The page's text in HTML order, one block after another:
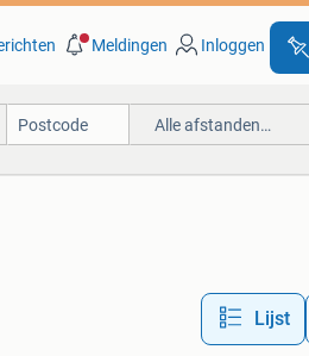
Meldingen Inloggen
Alle afstanden…
Lijst